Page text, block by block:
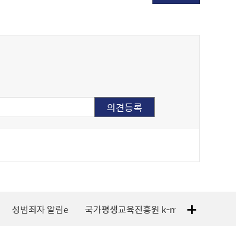
성범죄자 알림e 국가평생교육진흥원 k-mooc